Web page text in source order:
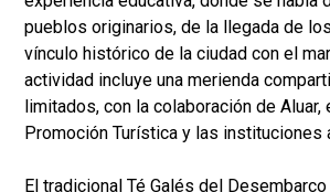
pueblos originarios, de la llegada de
vínculo histórico de la ciudad con el
actividad incluye una merienda
limitados, con la colaboración de
Promoción Turística y las instituciones
El tradicional Té Galés del Desembarco